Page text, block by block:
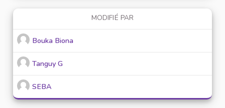
MODIFIÉ PAR
Bouka Biona
Tanguy G
SEBA